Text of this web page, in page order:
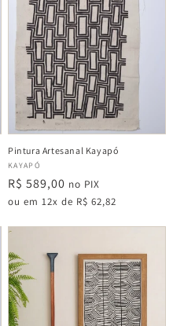
Pintura Artesanal Kayapó
Fabricante:
KAYAPÓ
Preço
normal
R$ 589,00 no PIX
ou em 12x de R$ 62,82